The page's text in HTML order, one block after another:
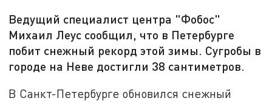
Ведущий специалист центра "Фобос"
Михаил Леус сообщил, что в Петербурге
побит снежный рекорд этой зимы. Сугробы в
городе на Неве достигли 38 сантиметров.
В Санкт-Петербурге обновился снежный